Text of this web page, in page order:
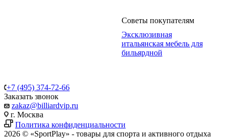
Советы покупателям
Эксклюзивная
итальянская мебель для
бильярдной
+7 (495) 374-72-66
Заказать звонок
zakaz@billiardvip.ru
г. Москва
Политика конфиденциальности
2026 © «SportPlay» - товары для спорта и активного отдыха